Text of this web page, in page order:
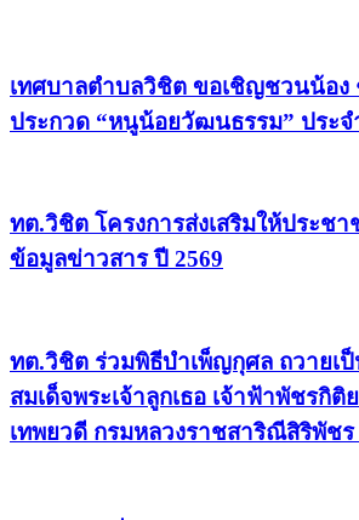
เทศบาลตำบลวิชิต ขอเชิญชวนน้อง
ประกวด “หนูน้อยวัฒนธรรม” ประจ
ทต.วิชิต โครงการส่งเสริมให้ประชา
ข้อมูลข่าวสาร ปี 2569
ทต.วิชิต ร่วมพิธีบำเพ็ญกุศล ถวายเ
สมเด็จพระเจ้าลูกเธอ เจ้าฟ้าพัชรกิติ
เทพยวดี กรมหลวงราชสาริณีสิริพัช